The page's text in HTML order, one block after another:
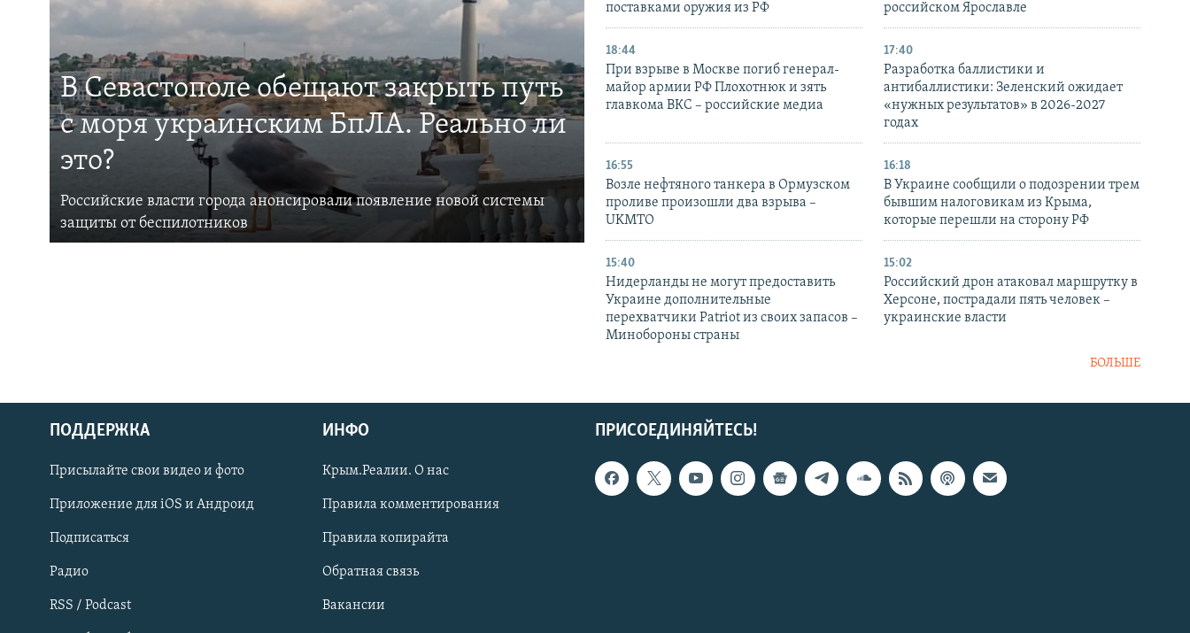
Українською
Qırımtatar
ПРИСОЕДИНЯЙТЕСЬ!
В Севастополе обещают закрыть путь
с моря украинским БпЛА. Реально ли
это?
Российские власти города анонсировали появление новой системы
защиты от беспилотников
поставками оружия из РФ
российском Ярославле
18:44
При взрыве в Москве погиб генерал-
майор армии РФ Плохотнюк и зять
главкома ВКС – российские медиа
17:40
Разработка баллистики и
антибаллистики: Зеленский ожидает
«нужных результатов» в 2026-2027
годах
16:55
Возле нефтяного танкера в Ормузском
проливе произошли два взрыва –
UKMTO
16:18
В Украине сообщили о подозрении трем
бывшим налоговикам из Крыма,
которые перешли на сторону РФ
15:40
Нидерланды не могут предоставить
Украине дополнительные
перехватчики Patriot из своих запасов –
Минобороны страны
15:02
Российский дрон атаковал маршрутку в
Херсоне, пострадали пять человек –
украинские власти
БОЛЬШЕ
ПРИСОЕДИНЯЙТЕСЬ!
ПОДДЕРЖКА
Присылайте свои видео и фото
Приложение для iOS и Андроид
Подписаться
Радио
RSS / Podcast
ИНФО
Крым.Реалии. О нас
Правила комментирования
Правила копирайта
Обратная связь
Вакансии